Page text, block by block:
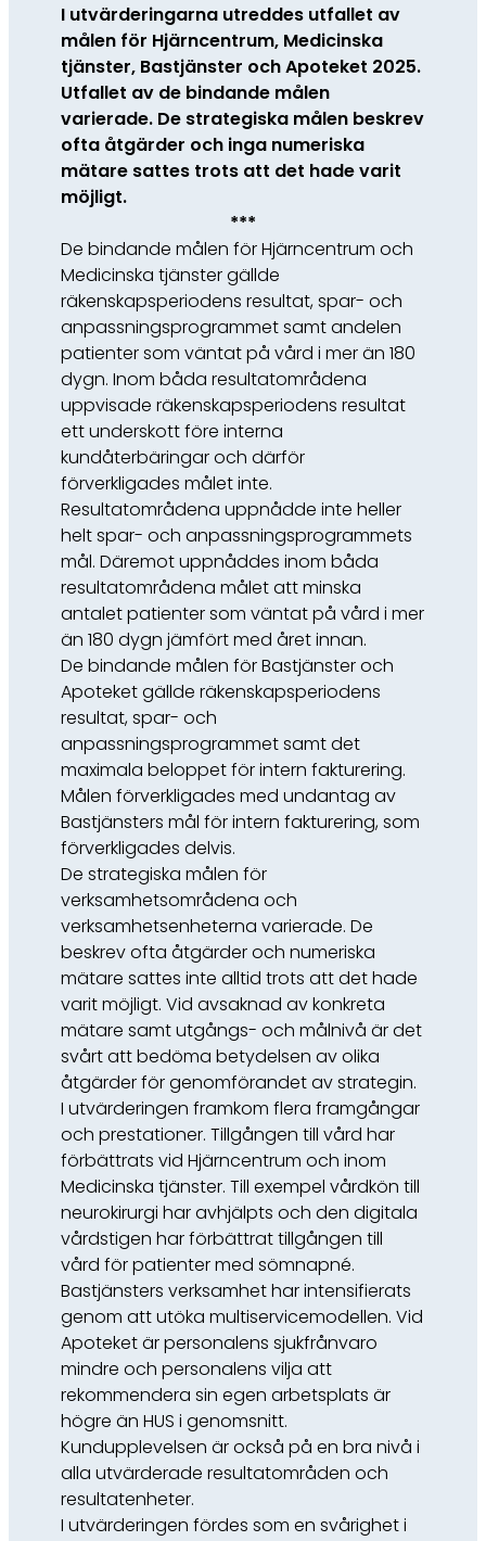
I utvärderingarna utreddes utfallet av
målen för Hjärncentrum, Medicinska
tjänster, Bastjänster och Apoteket 2025.
Utfallet av de bindande målen
varierade. De strategiska målen beskrev
ofta åtgärder och inga numeriska
mätare sattes trots att det hade varit
möjligt.
***
De bindande målen för Hjärncentrum och
Medicinska tjänster gällde
räkenskapsperiodens resultat, spar- och
anpassningsprogrammet samt andelen
patienter som väntat på vård i mer än 180
dygn. Inom båda resultatområdena
uppvisade räkenskapsperiodens resultat
ett underskott före interna
kundåterbäringar och därför
förverkligades målet inte.
Resultatområdena uppnådde inte heller
helt spar- och anpassningsprogrammets
mål. Däremot uppnåddes inom båda
resultatområdena målet att minska
antalet patienter som väntat på vård i mer
än 180 dygn jämfört med året innan.
De bindande målen för Bastjänster och
Apoteket gällde räkenskapsperiodens
resultat, spar- och
anpassningsprogrammet samt det
maximala beloppet för intern fakturering.
Målen förverkligades med undantag av
Bastjänsters mål för intern fakturering, som
förverkligades delvis.
De strategiska målen för
verksamhetsområdena och
verksamhetsenheterna varierade. De
beskrev ofta åtgärder och numeriska
mätare sattes inte alltid trots att det hade
varit möjligt. Vid avsaknad av konkreta
mätare samt utgångs- och målnivå är det
svårt att bedöma betydelsen av olika
åtgärder för genomförandet av strategin.
I utvärderingen framkom flera framgångar
och prestationer. Tillgången till vård har
förbättrats vid Hjärncentrum och inom
Medicinska tjänster. Till exempel vårdkön till
neurokirurgi har avhjälpts och den digitala
vårdstigen har förbättrat tillgången till
vård för patienter med sömnapné.
Bastjänsters verksamhet har intensifierats
genom att utöka multiservicemodellen. Vid
Apoteket är personalens sjukfrånvaro
mindre och personalens vilja att
rekommendera sin egen arbetsplats är
högre än HUS i genomsnitt.
Kundupplevelsen är också på en bra nivå i
alla utvärderade resultatområden och
resultatenheter.
I utvärderingen fördes som en svårighet i